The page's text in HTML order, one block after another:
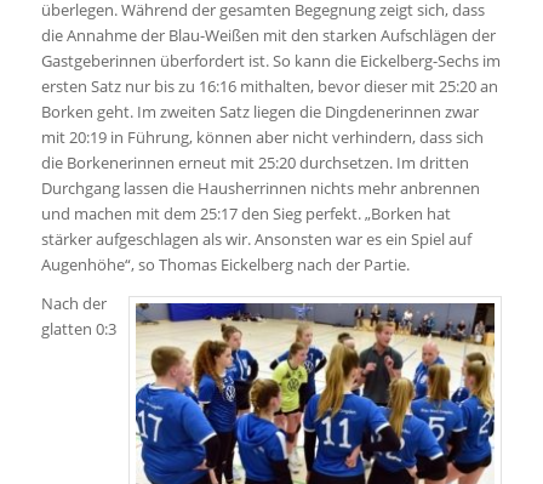
überlegen. Während der gesamten Begegnung zeigt sich, dass
die Annahme der Blau-Weißen mit den starken Aufschlägen der
Gastgeberinnen überfordert ist. So kann die Eickelberg-Sechs im
ersten Satz nur bis zu 16:16 mithalten, bevor dieser mit 25:20 an
Borken geht. Im zweiten Satz liegen die Dingdenerinnen zwar
mit 20:19 in Führung, können aber nicht verhindern, dass sich
die Borkenerinnen erneut mit 25:20 durchsetzen. Im dritten
Durchgang lassen die Hausherrinnen nichts mehr anbrennen
und machen mit dem 25:17 den Sieg perfekt. „Borken hat
stärker aufgeschlagen als wir. Ansonsten war es ein Spiel auf
Augenhöhe“, so Thomas Eickelberg nach der Partie.
Nach der
glatten 0:3